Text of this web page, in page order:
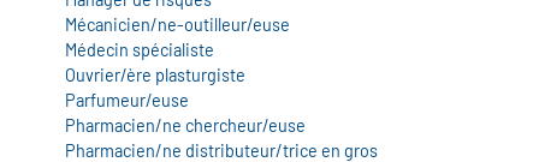
Mécanicien/ne-outilleur/euse
Médecin spécialiste
Ouvrier/ère plasturgiste
Parfumeur/euse
Pharmacien/ne chercheur/euse
Pharmacien/ne distributeur/trice en gros